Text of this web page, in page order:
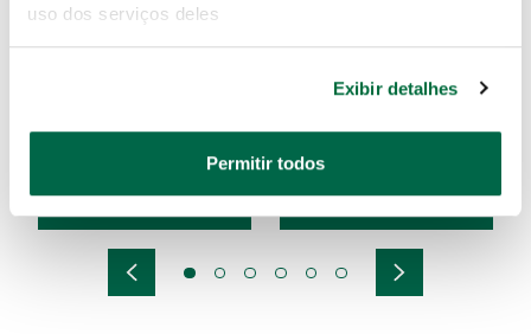
uso dos serviços deles
Exibir detalhes
Permitir todos